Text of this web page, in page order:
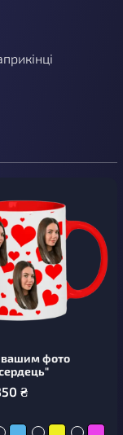
фото
₴